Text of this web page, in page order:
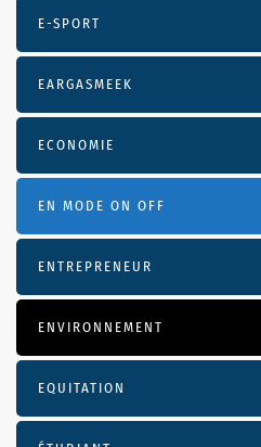
E-SPORT
EARGASMEEK
ECONOMIE
EN MODE ON OFF
ENTREPRENEUR
ENVIRONNEMENT
EQUITATION